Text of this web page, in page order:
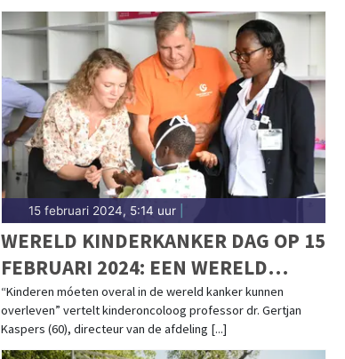
15 februari 2024, 5:14 uur|
WERELD KINDERKANKER DAG OP 15
FEBRUARI 2024: EEN WERELD
ZONDER KINDERKANKER
“Kinderen móeten overal in de wereld kanker kunnen
overleven” vertelt kinderoncoloog professor dr. Gertjan
Kaspers (60), directeur van de afdeling [...]